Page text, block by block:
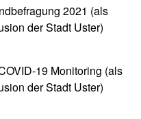
2021 (als
der Stadt Uster)
19 Monitoring (als
der Stadt Uster)